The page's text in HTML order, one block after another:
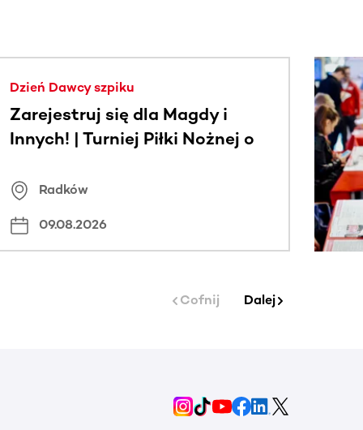
Dzień Dawcy szpiku
Zarejestruj się dla Magdy i
Innych! | Turniej Piłki Nożnej o
Radków
09.08.2026
Cofnij Dalej